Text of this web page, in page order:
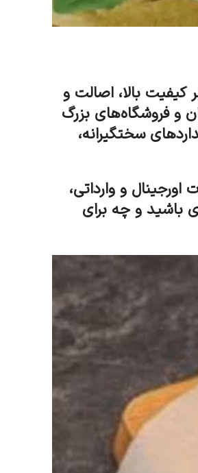
بالا، اصالت و
و فروشگاه‌های بزرگ
سختگیرانه،
و وارداتی،
باشید و چه برای